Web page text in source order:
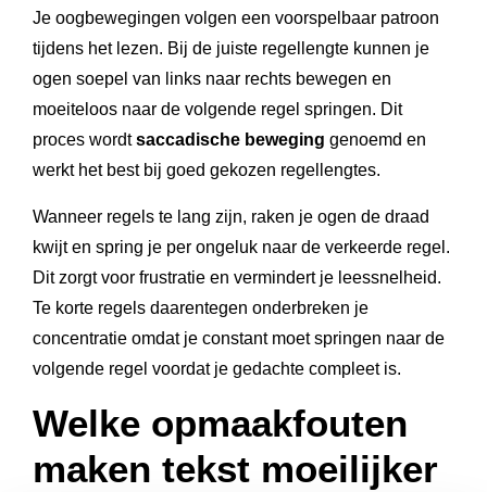
Je oogbewegingen volgen een voorspelbaar patroon
tijdens het lezen. Bij de juiste regellengte kunnen je
ogen soepel van links naar rechts bewegen en
moeiteloos naar de volgende regel springen. Dit
proces wordtsaccadische beweging genoemd en
werkt het best bij goed gekozen regellengtes.
Wanneer regels te lang zijn, raken je ogen de draad
kwijt en spring je per ongeluk naar de verkeerde regel.
Dit zorgt voor frustratie en vermindert je leessnelheid.
Te korte regels daarentegen onderbreken je
concentratie omdat je constant moet springen naar de
volgende regel voordat je gedachte compleet is.
Welke opmaakfouten
maken tekst moeilijker